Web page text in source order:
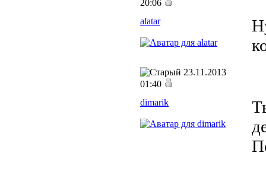
20:06
alatar
23.11.2013
01:40
dimarik